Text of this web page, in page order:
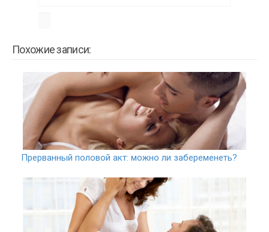
Похожие записи:
Прерванный половой акт: можно ли забеременеть?